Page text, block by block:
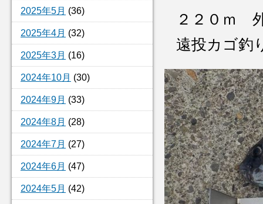
2025年5月 (36)
2025年4月 (32)
2025年3月 (16)
2024年10月 (30)
2024年9月 (33)
2024年8月 (28)
2024年7月 (27)
2024年6月 (47)
2024年5月 (42)
２２０ｍ
遠投カゴ釣